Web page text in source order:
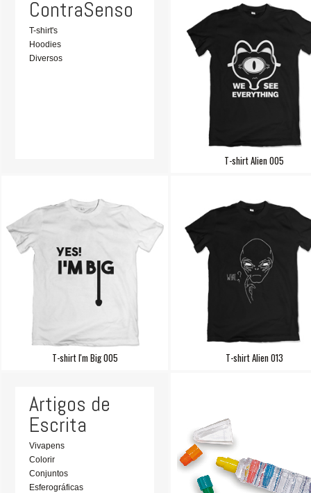
ContraSenso
T-shirt's
Hoodies
Diversos
T-shirt Alien 005
T-shirt I'm Big 005 T-shirt Alien 013
Artigos de
Escrita
Vivapens
Colorir
Conjuntos
Esferográficas